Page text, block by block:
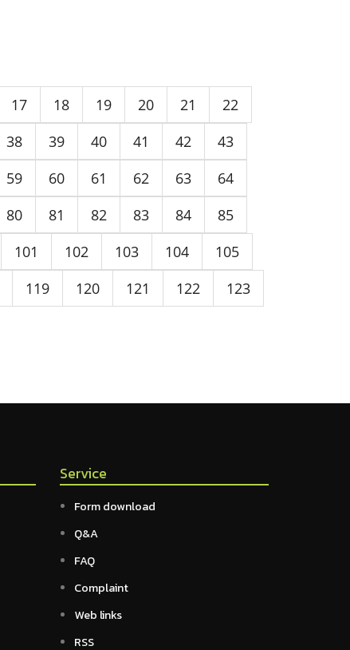
17 18 19 20 21
22
38 39 40 41 42
43
59 60 61 62 63
64
80 81 82 83 84
85
101 102 103 104
105
119 120 121 122
123
Service
Form download
Q&A
FAQ
Complaint
Web links
RSS